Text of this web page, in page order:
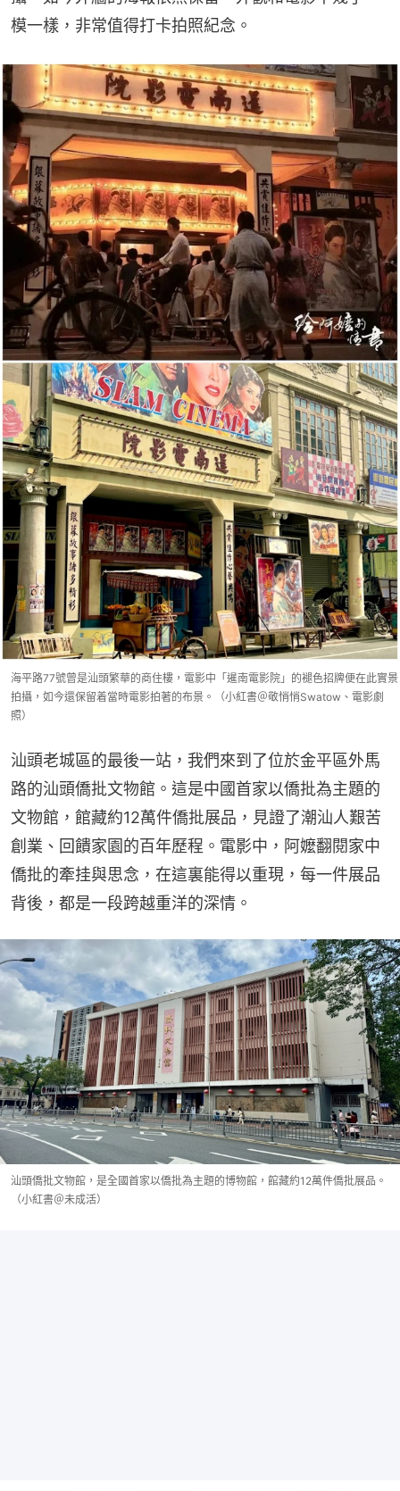
模一樣，非常值得打卡拍照紀念。
海平路77號曾是汕頭繁華的商住樓，電影中「暹南電影院」的褪色招牌便在此實景
拍攝，如今還保留着當時電影拍著的布景。（小紅書＠敬悄悄Swatow、電影劇
照）
汕頭老城區的最後一站，我們來到了位於金平區外馬
路的汕頭僑批文物館。這是中國首家以僑批為主題的
文物館，館藏約12萬件僑批展品，見證了潮汕人艱苦
創業、回饋家園的百年歷程。電影中，阿嬤翻閱家中
僑批的牽挂與思念，在這裏能得以重現，每一件展品
背後，都是一段跨越重洋的深情。
汕頭僑批文物館，是全國首家以僑批為主題的博物館，館藏約12萬件僑批展品。
（小紅書＠未成活）